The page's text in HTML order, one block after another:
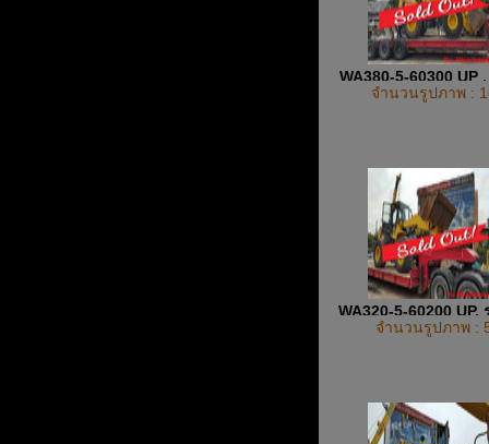
WA380-5-60300 UP
ล้อยาง รถตัก
จำนวนรูปภาพ :
WA320-5-60200 UP,
รถตักการเกษตร , ร
จำนวนรูปภาพ :